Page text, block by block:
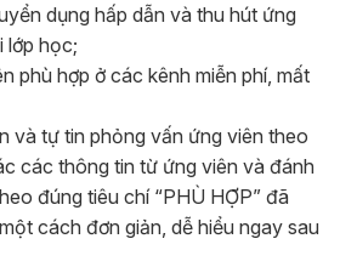
dụng hấp dẫn và thu hút ứng
lớp học;
phù hợp ở các kênh miễn phí, mất
và tự tin phỏng vấn ứng viên theo
các thông tin từ ứng viên và đánh
đúng tiêu chí “PHÙ HỢP” đã
cách đơn giản, dễ hiểu ngay sau